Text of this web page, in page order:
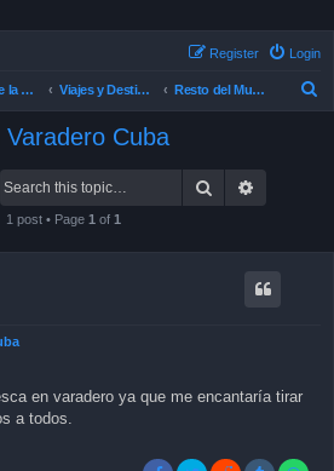
Login
Register
El Foro de la Pesca con Mosca en Chile Viajes y Destinos de Pesca Resto del Mundo
Cuba
Search
1 post • Page 1 of 1
en varadero ya que me encantaría tirar
a todos.